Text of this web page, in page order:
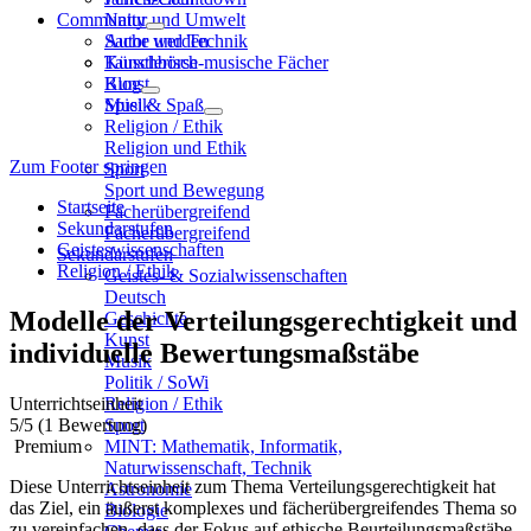
Natur und Umwelt
Sache und Technik
Künstlerisch-musische Fächer
Kunst
Musik
Religion / Ethik
Religion und Ethik
Sport
Sport und Bewegung
Fächerübergreifend
Fächerübergreifend
Sekundarstufen
Geistes- & Sozialwissenschaften
Deutsch
Geschichte
Kunst
Musik
Politik / SoWi
Religion / Ethik
Sport
MINT: Mathematik, Informatik,
Naturwissenschaft, Technik
Astronomie
Biologie
Community
Autor werden
Tauschbörse
Blog
Spiel & Spaß
Zum Footer springen
Startseite
Sekundarstufen
Geisteswissenschaften
Religion / Ethik
Modelle der Verteilungsgerechtigkeit und
individuelle Bewertungsmaßstäbe
Unterrichtseinheit
5/5 (1 Bewertung)
Premium
Diese Unterrichtseinheit zum Thema Verteilungsgerechtigkeit hat
das Ziel, ein äußerst komplexes und fächerübergreifendes Thema so